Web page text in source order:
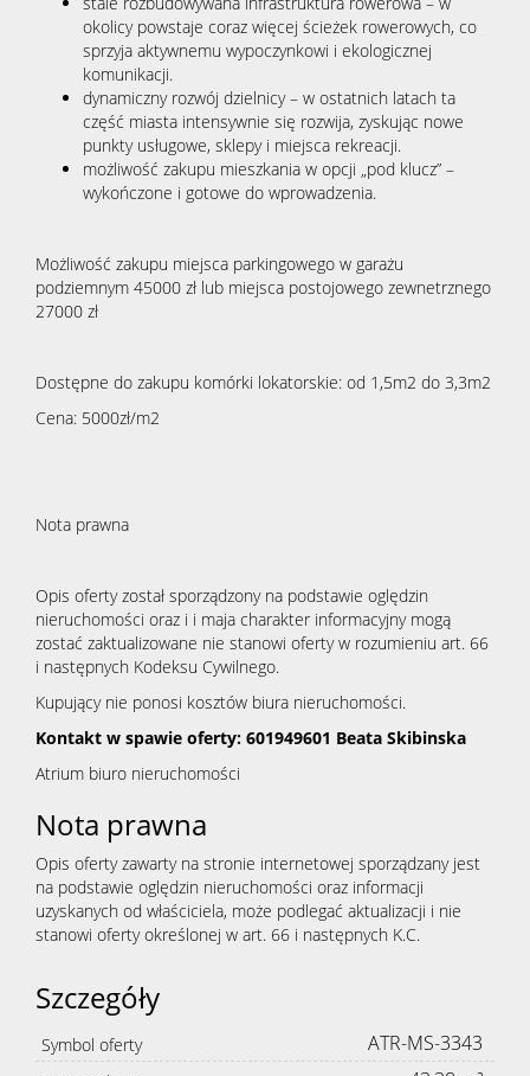
okolicy powstaje coraz więcej ścieżek rowerowych, co
sprzyja aktywnemu wypoczynkowi i ekologicznej
komunikacji.
dynamiczny rozwój dzielnicy – w ostatnich latach ta
część miasta intensywnie się rozwija, zyskując nowe
punkty usługowe, sklepy i miejsca rekreacji.
możliwość zakupu mieszkania w opcji „pod klucz” –
wykończone i gotowe do wprowadzenia.
Możliwość zakupu miejsca parkingowego w garażu
podziemnym 45000 zł lub miejsca postojowego zewnetrznego
27000 zł
Dostępne do zakupu komórki lokatorskie: od 1,5m2 do 3,3m2
Cena: 5000zł/m2
Nota prawna
Opis oferty został sporządzony na podstawie oględzin
nieruchomości oraz i i maja charakter informacyjny mogą
zostać zaktualizowane nie stanowi oferty w rozumieniu art. 66
i następnych Kodeksu Cywilnego.
Kupujący nie ponosi kosztów biura nieruchomości.
Kontakt w spawie oferty: 601949601 Beata Skibinska
Atrium biuro nieruchomości
Nota prawna
Opis oferty zawarty na stronie internetowej sporządzany jest
na podstawie oględzin nieruchomości oraz informacji
uzyskanych od właściciela, może podlegać aktualizacji i nie
stanowi oferty określonej w art. 66 i następnych K.C.
Szczegóły
Symbol oferty ATR-MS-3343